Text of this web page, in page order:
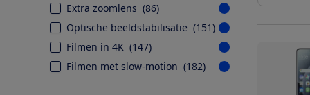
Extra zoomlens (86)
Optische beeldstabilisatie (151)
Filmen in 4K (147)
Filmen met slow-motion (182)